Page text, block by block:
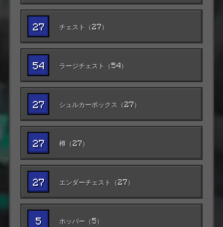
27 チェスト（27）
54 ラージチェスト（54）
27 シュルカーボックス（27）
27 樽（27）
27 エンダーチェスト（27）
5 ホッパー（5）